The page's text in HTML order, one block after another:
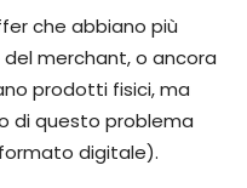
che abbiano più
merchant, o ancora
prodotti fisici, ma
di questo problema
digitale).